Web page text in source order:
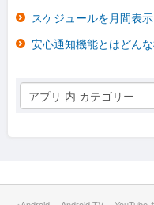
スケジュールを月間表
安心通知機能とはどんな
アプリ 内 カテゴリー